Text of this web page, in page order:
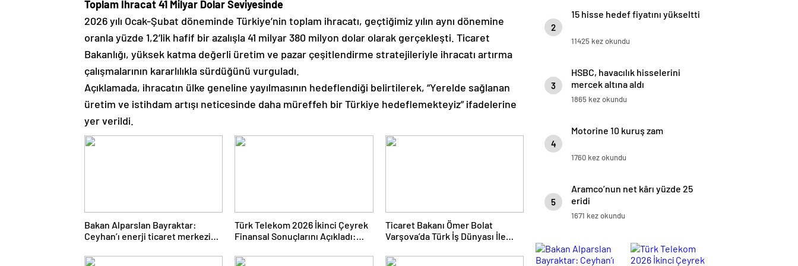
Toplam İhracat 41 Milyar Dolar Seviyesinde
2026 yılı Ocak-Şubat döneminde Türkiye’nin toplam ihracatı, geçtiğimiz yılın aynı dönemine
oranla yüzde 1,2’lik hafif bir azalışla 41 milyar 380 milyon dolar olarak gerçekleşti. Ticaret
Bakanlığı, yüksek katma değerli üretim ve pazar çeşitlendirme stratejileriyle ihracatı artırma
çalışmalarının kararlılıkla sürdüğünü vurguladı.
Açıklamada, ihracatın ülke geneline yayılmasının hedeflendiği belirtilerek, “Yerelde sağlanan
üretim ve istihdam artışı neticesinde daha müreffeh bir Türkiye hedeflemekteyiz” ifadelerine
yer verildi.
Bakan Alparslan Bayraktar:
Ceyhan’ı enerji ticaret merkezi
Türk Telekom 2026 İkinci Çeyrek
Finansal Sonuçlarını Açıkladı:
Ticaret Bakanı Ömer Bolat
Varşova’da Türk İş Dünyası İle
Milyar Dolara Ulaştı
2
15 hisse hedef fiyatını yükseltti
11425 kez okundu
3
HSBC, havacılık hisselerini
mercek altına aldı
1865 kez okundu
4
Motorine 10 kuruş zam
1760 kez okundu
5
Aramco’nun net kârı yüzde 25
eridi
1671 kez okundu